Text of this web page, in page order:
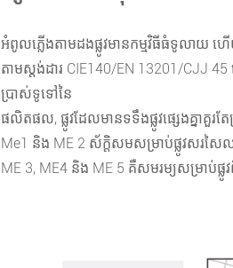
អំពូលភ្លើងតាមដងផ្លូវមានកម្មវិធីធំទូលាយ ហើ
តាមស្តង់ដារ CIE140/EN 13201/CJJ 45
ប្រាស់ទូទៅនៃ
ផលិតផល, ផ្លូវដែលមានទទឹងផ្លូវផ្សេងគ្នាគួរ
Me1 និង ME 2 ស័ក្តិសមសម្រាប់ផ្លូវសរស
ME 3, ME4 និង ME 5 គឺសមរម្យសម្រាប់ផ្លូ